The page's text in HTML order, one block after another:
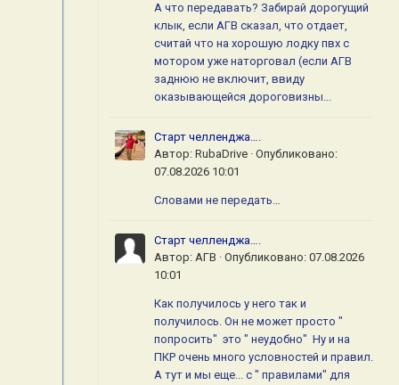
А что передавать? Забирай дорогущий
клык, если АГВ сказал, что отдает,
считай что на хорошую лодку пвх с
мотором уже наторговал (если АГВ
заднюю не включит, ввиду
оказывающейся дороговизны...
Старт челленджа….
Автор: RubaDrive · Опубликовано:
07.08.2026 10:01
Словами не передать…
Старт челленджа….
Автор: АГВ · Опубликовано: 07.08.2026
10:01
Как получилось у него так и
получилось. Он не может просто "
попросить" это " неудобно" Ну и на
ПКР очень много условностей и правил.
А тут и мы еще... с " правилами" для